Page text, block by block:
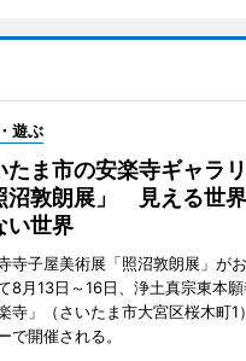
遊ぶ
たま市の安楽寺ギャラ
沼敦朗展」 見える世
い世界
寺子屋美術展「照沼敦朗展」が
8月13日～16日、浄土真宗東本願
楽寺」（さいたま市大宮区桜木町1
で開催される。